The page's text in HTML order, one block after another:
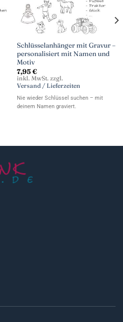
Schlüsselanhänger mit Gravur –
personalisiert mit Namen und
Motiv
7,95€
inkl. MwSt. zzgl.
Versand / Lieferzeiten
Nie wieder Schlüssel suchen – mit
deinem Namen graviert.